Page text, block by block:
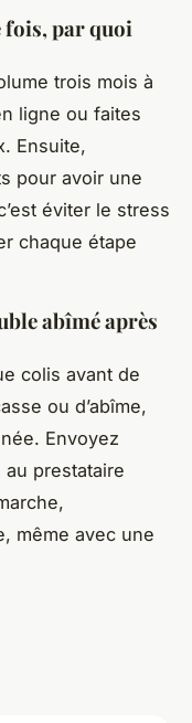
fois, par quoi
trois mois à
ligne ou faites
Ensuite,
pour avoir une
éviter le stress
chaque étape
abîmé après
colis avant de
ou d’abîme,
Envoyez
prestataire
même avec une